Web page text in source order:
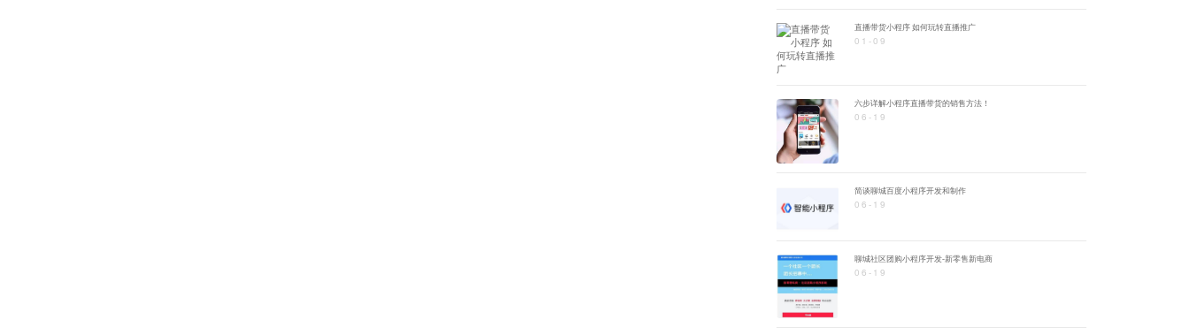
直播带货小程序 如何玩转直播推广
01-09
六步详解小程序直播带货的销售方法！
06-19
简谈聊城百度小程序开发和制作
06-19
聊城社区团购小程序开发-新零售新电商
06-19